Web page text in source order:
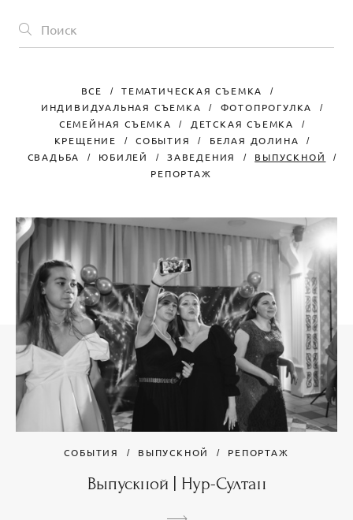
ВСЕ
ТЕМАТИЧЕСКАЯ СЪЕМКА
ИНДИВИДУАЛЬНАЯ СЪЕМКА
ФОТОПРОГУЛКА
СЕМЕЙНАЯ СЪЕМКА
ДЕТСКАЯ СЪЕМКА
КРЕЩЕНИЕ
СОБЫТИЯ
БЕЛАЯ ДОЛИНА
СВАДЬБА
ЮБИЛЕЙ ЗАВЕДЕНИЯ
ВЫПУСКНОЙ
РЕПОРТАЖ
СОБЫТИЯ ВЫПУСКНОЙ РЕПОРТАЖ
Выпускной | Нур-Султан